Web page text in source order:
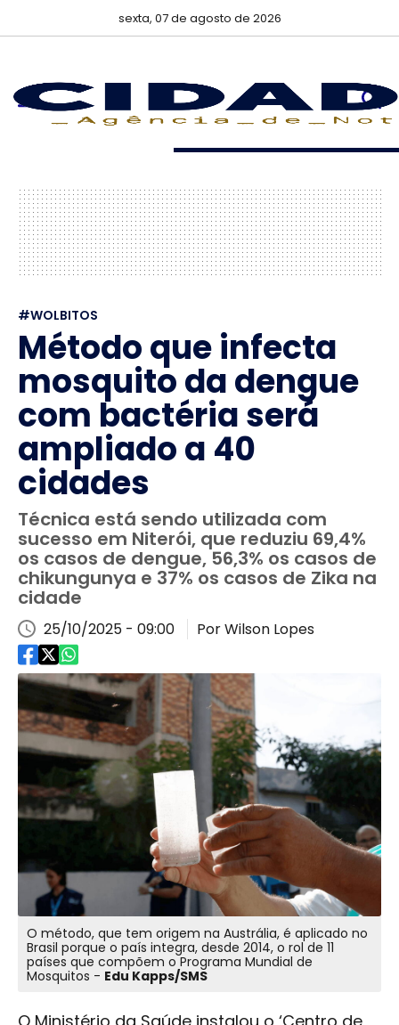
sexta, 07 de agosto de 2026
#WOLBITOS
Método que infecta
mosquito da dengue
com bactéria será
ampliado a 40
cidades
Técnica está sendo utilizada com
sucesso em Niterói, que reduziu 69,4%
os casos de dengue, 56,3% os casos de
chikungunya e 37% os casos de Zika na
cidade
25/10/2025 - 09:00 Por Wilson Lopes
O método, que tem origem na Austrália, é aplicado no
Brasil porque o país integra, desde 2014, o rol de 11
países que compõem o Programa Mundial de
Mosquitos - Edu Kapps/SMS